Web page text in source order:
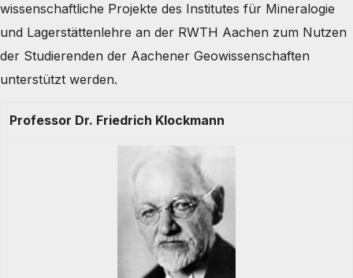
wissenschaftliche Projekte des Institutes für Mineralogie
und Lagerstättenlehre an der RWTH Aachen zum Nutzen
der Studierenden der Aachener Geowissenschaften
unterstützt werden.
Professor Dr. Friedrich Klockmann